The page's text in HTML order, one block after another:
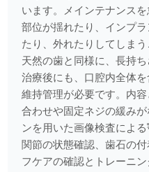
お子さんの仕上げみがき
2025.08.07
口臭の原因
2025.07.07
歯の根の治療
2025.06.02
がんと民間療法
います。メインテナンス
部位が揺れたり、インプ
たり、外れたりしてしまう
天然の歯と同様に、長持
治療後にも、口腔内全体
維持管理が必要です。内
合わせや固定ネジの緩み
ンを用いた画像検査によ
関節の状態確認、歯石の
フケアの確認とトレーニ